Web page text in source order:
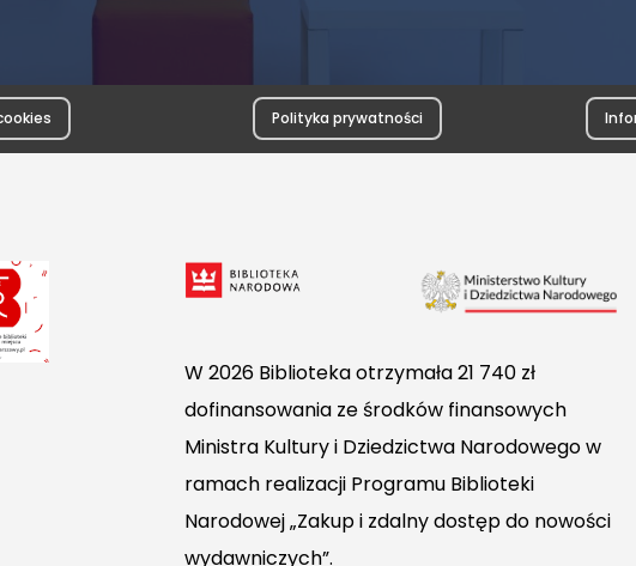
Polityka prywatności
W 2026 Biblioteka otrzymała 21 740 zł
dofinansowania ze środków finansowych
Ministra Kultury i Dziedzictwa Narodowego w
ramach realizacji Programu Biblioteki
Narodowej „Zakup i zdalny dostęp do nowości
wydawniczych”.